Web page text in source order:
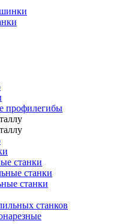
профилегибы
станки
станки
станки
станков